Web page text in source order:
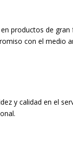
productos de
con el medio
y calidad en el